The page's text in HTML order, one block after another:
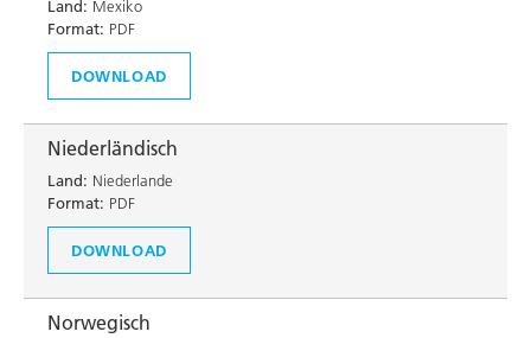
Land: Mexiko
Format: PDF
DOWNLOAD
Niederländisch
Land: Niederlande
Format: PDF
DOWNLOAD
Norwegisch